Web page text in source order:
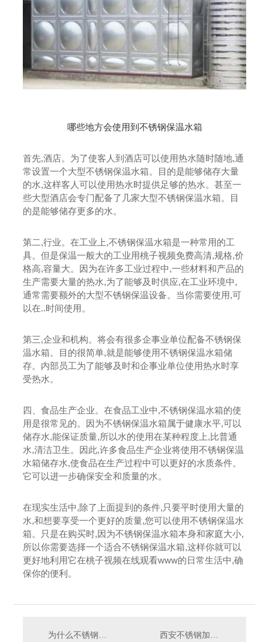
桃子
视频
高清
桃子视频免费高清维护条件
不锈钢罐在以下条件下易于生
起水箱的电化学腐蚀;水箱中的水箱
储存和活性，易于形成休闲
铅，锌，每种细菌和藻
类对水质产生重大影响，当严
重时，会有“红水”和“黑水...
桃子视频在线观看www能源方形桃子视频免费高清
查看详情
查看详情
方形桃子视频免费高清价格
查看详情
陕西食品级304不锈钢保温水箱价格
查看详情
桃子
桃子视频网页版
查看详情
查看详情
西安空气能热泵热水工程
陕西空气能热水一体机
空气源热泵热水器的维护保
养：1.空气源热泵热水器自
动化程度较高的设备，使用
时定期进行机组状态检查，若
高。2.空气源热泵热...
查看详情
陕西桃子视频网页版
能，具有太阳能热水器节
能、环保、安全
介质交换热量进行加
热，不需要电加热元件
与水接触，没有电热水...
视频
app下
桃子视频app下载安装项目
查看详情
查看详情
桃子视频app下载安装哪家好
桃子视频在线观看www能源桃子视频app下载安装
查看详情
太阳能热水安装
陕西桃子视频app下载安装注意事
项：1. 核对需安装房屋的
际尺寸;2. 对水箱等大型设备放置空
间位置及屋顶承重进行重新复核和
查看详情
关于桃子视频在线观看www
哪些地方会使用到不锈钢保温水箱
首先,酒店。为了使客人到酒店可以使用热水随时随地,通
常设置一个大型不锈钢保温水箱。目的是能够储存大量
的水,这样客人可以使用热水时提供足够的热水。甚至一
些大型酒店会专门配备了几家大型不锈钢保温水箱。目
的是能够储存更多的水。
第二,行业。在工业上,不锈钢保温水箱是一种常用的工
具。但是保温一般大的工业用桃子视频免费高清,规格,价
格高,容量大。因为在许多工业过程中,一些材料和产品的
生产需要大量的热水,为了能够及时供应,在工业环境中,
通常需要额外的大型不锈钢保温设备。当你需要使用,可
以在..时间使用。
第三,企业和机构。将会有很多企事业单位配备不锈钢保
温水箱。目的很简单,就是能够使用不锈钢保温水箱储
存。内部员工为了能够及时和企事业单位使用热水时享
受热水。
四、食品生产企业。在食品工业中,不锈钢保温水箱的使
用是很常见的。因为不锈钢保温水箱属于健康水平,可以
储存水,能保证质量,所以水的使用在某种程度上,比普通
水,清洁卫生。因此,许多食品生产企业将使用不锈钢保温
水箱储存水,使食品在生产过程中可以更好的水质条件。
它可以进一步确保安全和质量的水。
在现实生活中,除了上面提到的条件,只要平时使用大量的
水,和想要享受一个更好的质量,您可以使用不锈钢保温水
箱。只是在购买时,因为不锈钢保温水箱本身和家庭大小,
所以你需要选择一个适合不锈钢保温水箱,这样你就可以
更好地利用它在桃子视频在线观看www的日常生活中,确
保你的便利。